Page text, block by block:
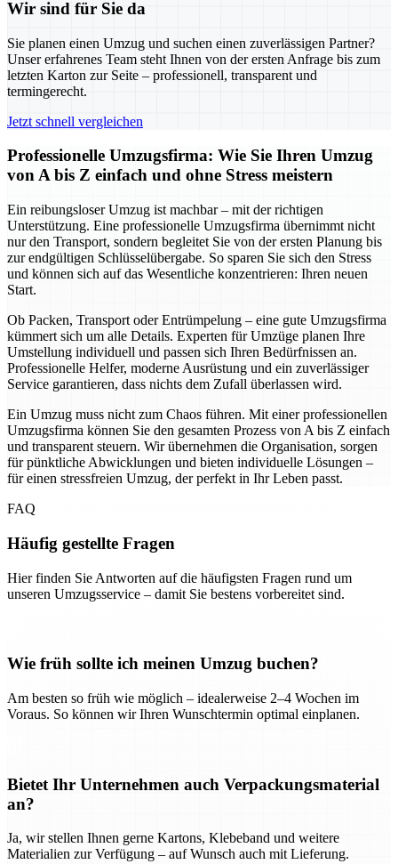
Wir sind für Sie da
Sie planen einen Umzug und suchen einen zuverlässigen Partner?
Unser erfahrenes Team steht Ihnen von der ersten Anfrage bis zum
letzten Karton zur Seite – professionell, transparent und
termingerecht.
Jetzt schnell vergleichen
Professionelle Umzugsfirma: Wie Sie Ihren Umzug
von A bis Z einfach und ohne Stress meistern
Ein reibungsloser Umzug ist machbar – mit der richtigen
Unterstützung. Eine professionelle Umzugsfirma übernimmt nicht
nur den Transport, sondern begleitet Sie von der ersten Planung bis
zur endgültigen Schlüsselübergabe. So sparen Sie sich den Stress
und können sich auf das Wesentliche konzentrieren: Ihren neuen
Start.
Ob Packen, Transport oder Entrümpelung – eine gute Umzugsfirma
kümmert sich um alle Details. Experten für Umzüge planen Ihre
Umstellung individuell und passen sich Ihren Bedürfnissen an.
Professionelle Helfer, moderne Ausrüstung und ein zuverlässiger
Service garantieren, dass nichts dem Zufall überlassen wird.
Ein Umzug muss nicht zum Chaos führen. Mit einer professionellen
Umzugsfirma können Sie den gesamten Prozess von A bis Z einfach
und transparent steuern. Wir übernehmen die Organisation, sorgen
für pünktliche Abwicklungen und bieten individuelle Lösungen –
für einen stressfreien Umzug, der perfekt in Ihr Leben passt.
FAQ
Häufig gestellte Fragen
Hier finden Sie Antworten auf die häufigsten Fragen rund um
unseren Umzugsservice – damit Sie bestens vorbereitet sind.
Wie früh sollte ich meinen Umzug buchen?
Am besten so früh wie möglich – idealerweise 2–4 Wochen im
Voraus. So können wir Ihren Wunschtermin optimal einplanen.
Bietet Ihr Unternehmen auch Verpackungsmaterial
an?
Ja, wir stellen Ihnen gerne Kartons, Klebeband und weitere
Materialien zur Verfügung – auf Wunsch auch mit Lieferung.